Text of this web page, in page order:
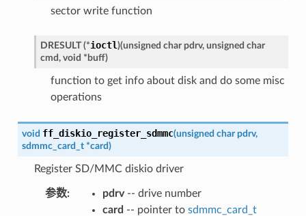
sector write function
DRESULT (*ioctl)(unsigned char pdrv, unsigned char
cmd, void * buff)
function to get info about disk and do some misc
operations
void ff_diskio_register_sdmmc(unsigned char pdrv,
sdmmc_card_t *card)
Register SD/MMC diskio driver
参数: pdrv-- drive number
card -- pointer to sdmmc_card_t